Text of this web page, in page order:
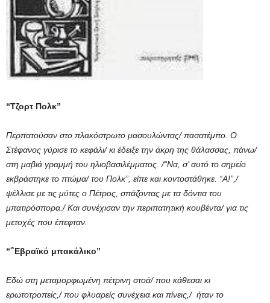
“Τζορτ Πολκ”
Περπατούσαν στο πλακόστρωτο μασουλώντας/ πασατέμπο. Ο
Στέφανος γύρισε το κεφάλι/ κι έδειξε την άκρη της θάλασσας, πάνω/
στη μαβιά γραμμή του ηλιοβασιλέμματος. /“Να, σ’ αυτό το σημείο
εκβράστηκε το πτώμα/ του Πολκ”, είπε και κοντοστάθηκε. “Α!”,/
ψέλλισε με τις μύτες ο Πέτρος, σπάζοντας με τα δόντια του
μπατιρόσπορα./ Και συνέχισαν την περιπατητική κουβέντα/ για τις
μετοχές που έπεφταν.
“΅Εβραϊκό μπακάλικο”
Εδώ στη μεταμορφωμένη πέτρινη στοά/ που κάθεσαι κι
ερωτοτροπείς,/ που φλυαρείς συνέχεια και πίνεις,/ ήταν το